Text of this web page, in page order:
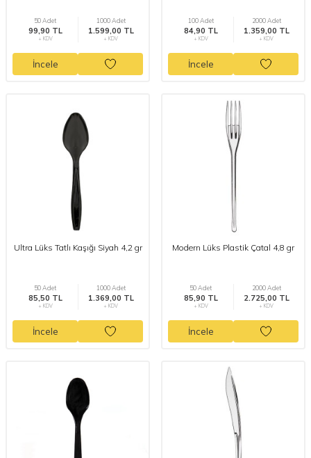
50 Adet
99,90 TL
+ KDV
1000 Adet
1.599,00 TL
+ KDV
İncele
100 Adet
84,90 TL
+ KDV
2000 Adet
1.359,00 TL
+ KDV
İncele
Ultra Lüks Tatlı Kaşığı Siyah 4,2 gr
50 Adet
85,50 TL
+ KDV
1000 Adet
1.369,00 TL
+ KDV
İncele
Modern Lüks Plastik Çatal 4,8 gr
50 Adet
85,90 TL
+ KDV
2000 Adet
2.725,00 TL
+ KDV
İncele